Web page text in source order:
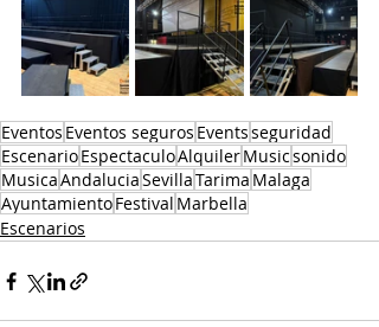
Eventos Eventos seguros Eventsseguridad
EscenarioEspectaculoAlquilerMusicsonido
MusicaAndaluciaSevillaTarima Malaga
AyuntamientoFestival Marbella
Escenarios